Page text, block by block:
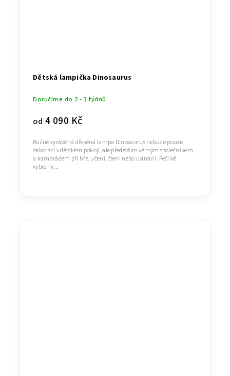
Dětská lampička Dinosaurus
Doručíme do 2 - 3 týdnů
od 4 090 Kč
Ručně vyráběná dřevěná lampa Dinosaurus nebude pouze
dekorací v dětském pokoji, ale především věrným společníkem
a kamarádem při hře, učení, čtení nebo usínání. Pečlivě
vybraný...